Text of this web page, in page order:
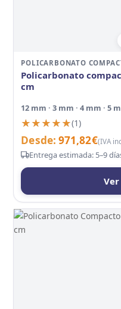
POLICARBONATO
Policarbonato
cm
12 mm · 3 mm · 4 mm · 5
★★★★★
★★★★★(1)
Desde:971,82€(IVA
Entrega estimada: 5–9